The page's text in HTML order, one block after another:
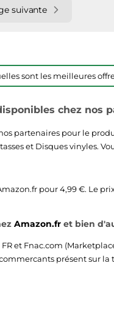
suivante
sont les meilleures
chez nos
partenaires pour le
et Disques vinyles.
pour 4,99 €. Le
Amazon.fr et bien
et Fnac.com
présent sur la